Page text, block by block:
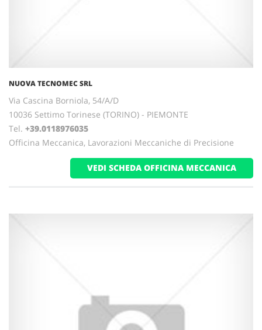
NUOVA TECNOMEC SRL
Via Cascina Borniola, 54/A/D
10036 Settimo Torinese (TORINO) - PIEMONTE
Tel. +39.0118976035
Officina Meccanica, Lavorazioni Meccaniche di Precisione
VEDI SCHEDA OFFICINA MECCANICA